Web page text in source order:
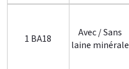
1 BA18
Avec / Sans
laine minérale